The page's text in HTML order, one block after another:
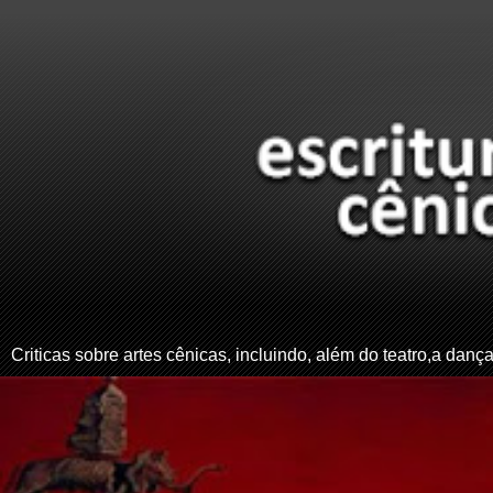
Criticas sobre artes cênicas, incluindo, além do teatro,a